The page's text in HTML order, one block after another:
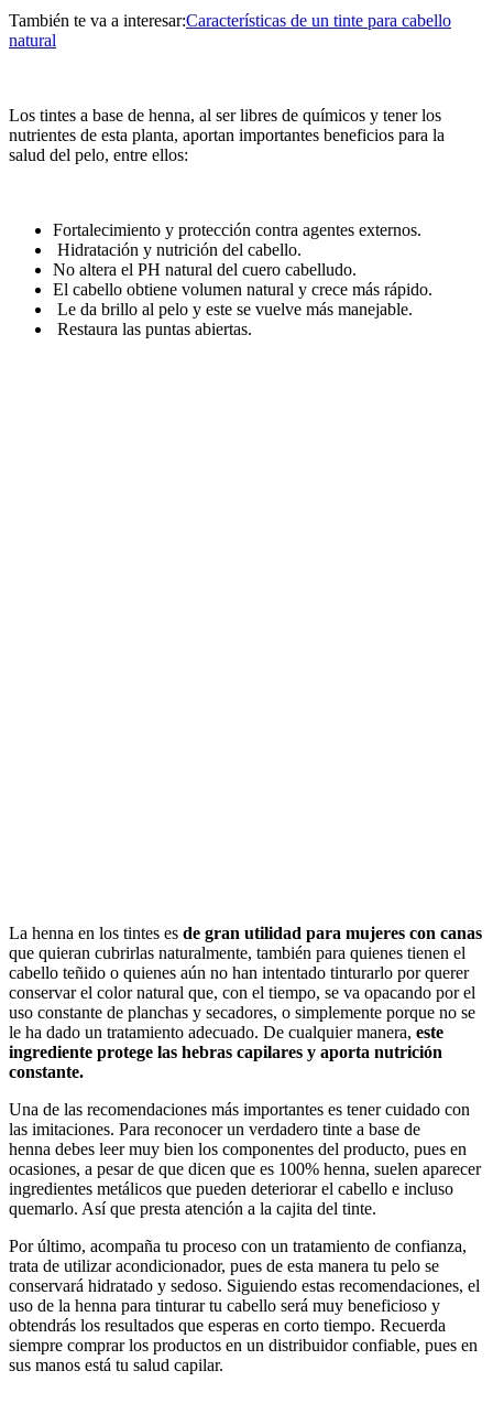
También te va a interesar:Características de un tinte para cabello
natural
Los tintes a base de henna, al ser libres de químicos y tener los
nutrientes de esta planta, aportan importantes beneficios para la
salud del pelo, entre ellos:
Fortalecimiento y protección contra agentes externos.
Hidratación y nutrición del cabello.
No altera el PH natural del cuero cabelludo.
El cabello obtiene volumen natural y crece más rápido.
Le da brillo al pelo y este se vuelve más manejable.
Restaura las puntas abiertas.
La henna en los tintes es de gran utilidad para mujeres con canas
que quieran cubrirlas naturalmente, también para quienes tienen el
cabello teñido o quienes aún no han intentado tinturarlo por querer
conservar el color natural que, con el tiempo, se va opacando por el
uso constante de planchas y secadores, o simplemente porque no se
le ha dado un tratamiento adecuado. De cualquier manera, este
ingrediente protege las hebras capilares y aporta nutrición
constante.
Una de las recomendaciones más importantes es tener cuidado con
las imitaciones. Para reconocer un verdadero tinte a base de
henna debes leer muy bien los componentes del producto, pues en
ocasiones, a pesar de que dicen que es 100% henna, suelen aparecer
ingredientes metálicos que pueden deteriorar el cabello e incluso
quemarlo. Así que presta atención a la cajita del tinte.
Por último, acompaña tu proceso con un tratamiento de confianza,
trata de utilizar acondicionador, pues de esta manera tu pelo se
conservará hidratado y sedoso. Siguiendo estas recomendaciones, el
uso de la henna para tinturar tu cabello será muy beneficioso y
obtendrás los resultados que esperas en corto tiempo. Recuerda
siempre comprar los productos en un distribuidor confiable, pues en
sus manos está tu salud capilar.